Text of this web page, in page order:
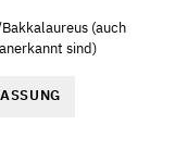
(auch
sind)